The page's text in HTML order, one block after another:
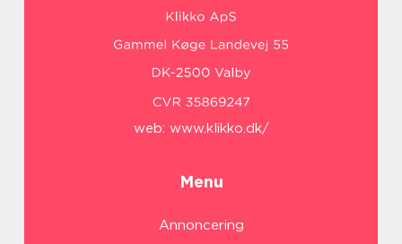
web: www.klikko.dk/
Menu
Annoncering